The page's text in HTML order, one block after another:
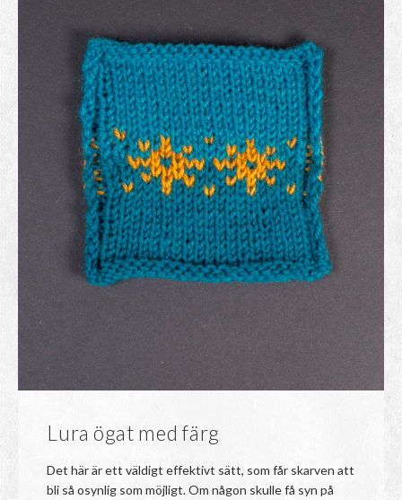
Lura ögat med färg
Det här är ett väldigt effektivt sätt, som får skarven att
bli så osynlig som möjligt. Om någon skulle få syn på